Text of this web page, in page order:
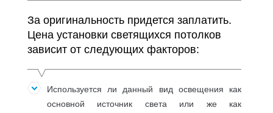
За оригинальность придется заплатить.
Цена установки светящихся потолков
зависит от следующих факторов:
Используется ли данный вид освещения как
основной источник света или же как